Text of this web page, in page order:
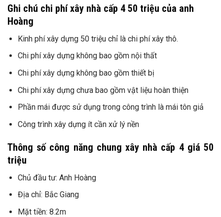
Ghi chú chi phí xây nhà cấp 4 50 triệu của anh
Hoàng
Kinh phí xây dựng 50 triệu chỉ là chi phí xây thô.
Chi phí xây dựng không bao gồm nội thất
Chi phí xây dựng không bao gồm thiết bị
Chi phí xây dựng chưa bao gồm vật liệu hoàn thiện
Phần mái được sử dụng trong công trình là mái tôn giả
Công trình xây dựng ít cần xử lý nền
Thông số công năng chung xây nhà cấp 4 giá 50
triệu
Chủ đầu tư: Anh Hoàng
Địa chỉ: Bắc Giang
Mặt tiền: 8.2m